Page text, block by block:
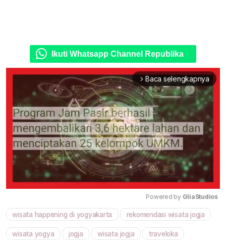
Ikuti Whatsapp Channel Republika
arrow_forward_ios Baca selengkapnya
Mute
Powered by GliaStudios
wisata happening di yogyakarta rekomendasi wisata jogja
wisata yogya jogja wisata jogja traveloka